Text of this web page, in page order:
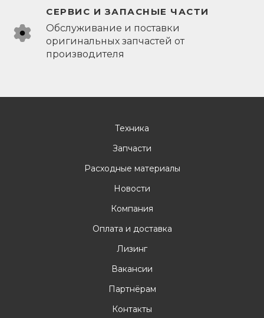
СЕРВИС И ЗАПАСНЫЕ ЧАСТИ
Обслуживание и поставки
оригинальных запчастей от
производителя
Техника
Запчасти
Расходные материалы
Новости
Компания
Оплата и доставка
Лизинг
Вакансии
Партнёрам
Контакты